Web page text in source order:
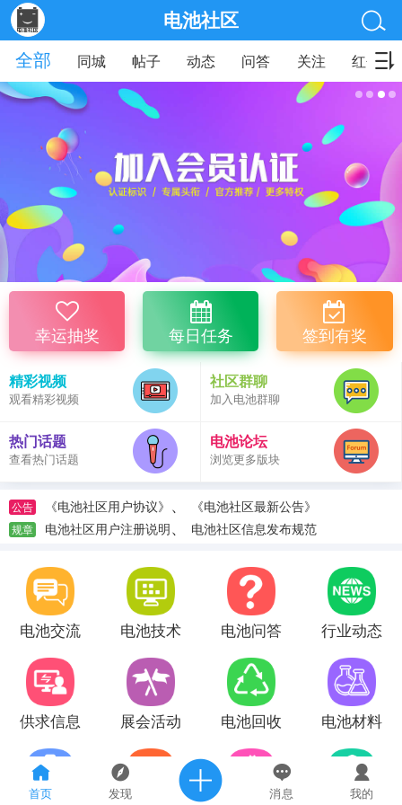
首页 发现 消息 我的
电池社区
全部
同城 帖子 动态 问答 关注 红包
幸运抽奖 每日任务 签到有奖
精彩视频
观看精彩视频
社区群聊
加入电池群聊
热门话题
查看热门话题
电池论坛
浏览更多版块
公告 《电池社区用户协议》 、 《电池社区最新公告》
规章 电池社区用户注册说明、 电池社区信息发布规范
电池交流 电池技术 电池问答 行业动态
供求信息 展会活动 电池回收 电池材料